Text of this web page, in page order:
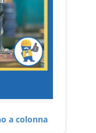
a colonna